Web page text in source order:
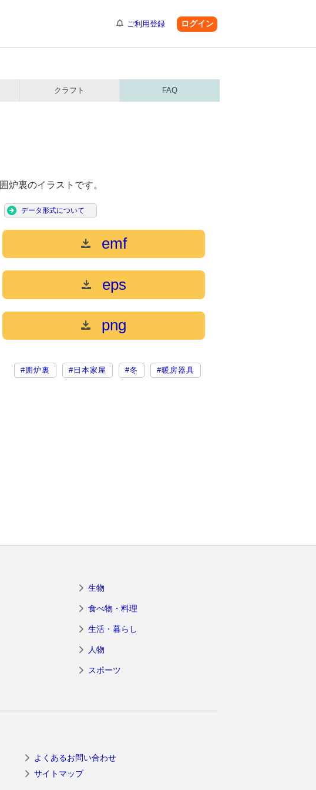
ご利用登録 ログイン
クラフト FAQ
囲炉裏のイラストです。
データ形式について
emf
eps
png
#囲炉裏 #日本家屋 #冬 #暖房器具
生物
食べ物・料理
生活・暮らし
人物
スポーツ
よくあるお問い合わせ
サイトマップ